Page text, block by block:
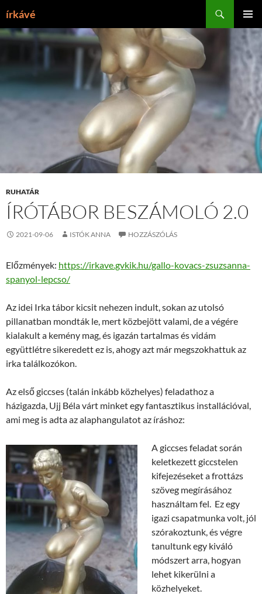
írkávé
MENÜ
RUHATÁR
ÍRÓTÁBOR BESZÁMOLÓ 2.0
2021-09-06 ISTÓK ANNA HOZZÁSZÓLÁS
Előzmények: https://irkave.gvkik.hu/gallo-kovacs-zsuzsanna-
spanyol-lepcso/
Az idei Irka tábor kicsit nehezen indult, sokan az utolsó
pillanatban mondták le, mert közbejött valami, de a végére
kialakult a kemény mag, és igazán tartalmas és vidám
együttlétre sikeredett ez is, ahogy azt már megszokhattuk az
irka találkozókon.
Az első giccses (talán inkább közhelyes) feladathoz a
házigazda, Ujj Béla várt minket egy fantasztikus installációval,
ami meg is adta az alaphangulatot az íráshoz:
A giccses feladat során
keletkezett giccstelen
kifejezéseket a frottázs
szöveg megírásához
használtam fel. Ez egy
igazi csapatmunka volt, jól
szórakoztunk, és végre
tanultunk egy kiváló
módszert arra, hogyan
lehet kikerülni a
közhelyeket.